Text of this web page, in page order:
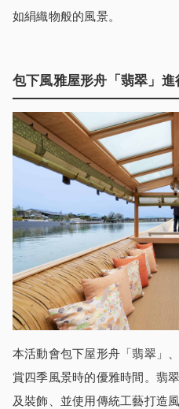
如絹織物般的風景。
包下風雅屋形舟「翡翠」
本活動會包下屋形舟「翡翠」
賞四季風景時的優雅時間。翡
及裝飾、並使用傳統工藝打造